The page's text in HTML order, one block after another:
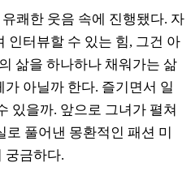
쾌한 웃음 속에 진행됐다. 자
인터뷰할 수 있는 힘, 그건 아
삶을 하나하나 채워가는 삶
아닐까 한다. 즐기면서 일
있을까. 앞으로 그녀가 펼쳐
풀어낸 몽환적인 패션 미
궁금하다.